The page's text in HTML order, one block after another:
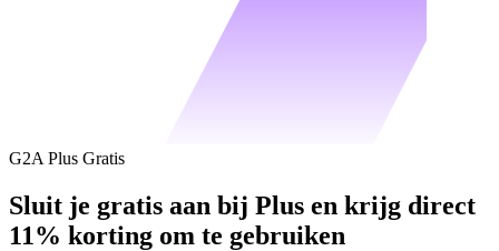
G2A Plus Gratis
Sluit je gratis aan bij Plus en krijg direct
11% korting om te gebruiken